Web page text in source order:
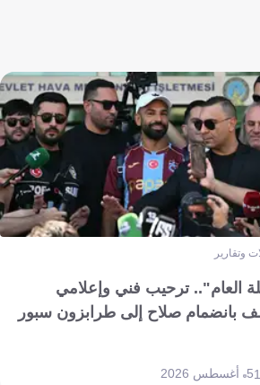
وتقارير
العام".. ترحيب فني وإعلامي
بانضمام صلاح إلى طرابزون سبور
5 أغسطس 2026